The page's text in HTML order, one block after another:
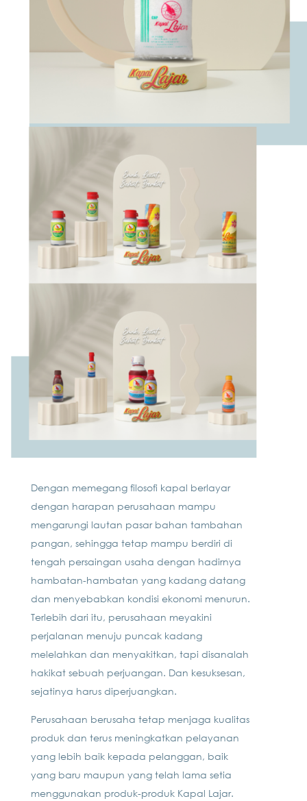
Dengan memegang filosofi kapal berlayar
dengan harapan perusahaan mampu
mengarungi lautan pasar bahan tambahan
pangan, sehingga tetap mampu berdiri di
tengah persaingan usaha dengan hadirnya
hambatan-hambatan yang kadang datang
dan menyebabkan kondisi ekonomi menurun.
Terlebih dari itu, perusahaan meyakini
perjalanan menuju puncak kadang
melelahkan dan menyakitkan, tapi disanalah
hakikat sebuah perjuangan. Dan kesuksesan,
sejatinya harus diperjuangkan.
Perusahaan berusaha tetap menjaga kualitas
produk dan terus meningkatkan pelayanan
yang lebih baik kepada pelanggan, baik
yang baru maupun yang telah lama setia
menggunakan produk-produk Kapal Lajar.